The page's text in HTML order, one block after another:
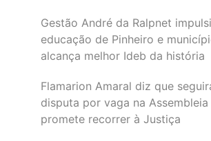
Gestão André da Ralpnet
educação de Pinheiro e
alcança melhor Ideb da história
Flamarion Amaral diz que
disputa por vaga na Assembleia
promete recorrer à Justiça